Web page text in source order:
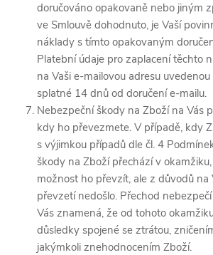
doručováno opakovaně nebo jiným
ve Smlouvě dohodnuto, je Vaší
náklady s tímto opakovaným
Platební údaje pro zaplacení těchto
na Vaši e-mailovou adresu
splatné 14 dnů od doručení e-mailu.
Nebezpeční škody na Zboží na Vás
kdy ho převezmete. V případě, kdy
s výjimkou případů dle čl. 4
škody na Zboží přechází v
možnost ho převzít, ale z důvodů na
převzetí nedošlo. Přechod
Vás znamená, že od tohoto
důsledky spojené se ztrátou,
jakýmkoli znehodnocením Zboží.